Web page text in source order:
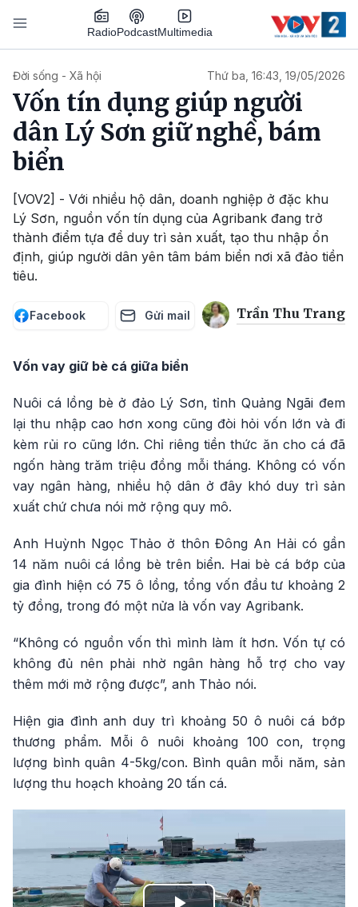
Nhảy đến nội dung
RadioPodcastMultimedia
Đời sống - Xã hội Thứ ba, 16:43, 19/05/2026
Vốn tín dụng giúp người
dân Lý Sơn giữ nghề, bám
biển
[VOV2] - Với nhiều hộ dân, doanh nghiệp ở đặc khu
Lý Sơn, nguồn vốn tín dụng của Agribank đang trở
thành điểm tựa để duy trì sản xuất, tạo thu nhập ổn
định, giúp người dân yên tâm bám biển nơi xã đảo tiền
tiêu.
Facebook Gửi mail Trần Thu Trang
Vốn vay giữ bè cá giữa biển
Nuôi cá lồng bè ở đảo Lý Sơn, tỉnh Quảng Ngãi đem
lại thu nhập cao hơn xong cũng đòi hỏi vốn lớn và đi
kèm rủi ro cũng lớn. Chỉ riêng tiền thức ăn cho cá đã
ngốn hàng trăm triệu đồng mỗi tháng. Không có vốn
vay ngân hàng, nhiều hộ dân ở đây khó duy trì sản
xuất chứ chưa nói mở rộng quy mô.
Anh Huỳnh Ngọc Thảo ở thôn Đông An Hải có gần
14 năm nuôi cá lồng bè trên biển. Hai bè cá bớp của
gia đình hiện có 75 ô lồng, tổng vốn đầu tư khoảng 2
tỷ đồng, trong đó một nửa là vốn vay Agribank.
“Không có nguồn vốn thì mình làm ít hơn. Vốn tự có
không đủ nên phải nhờ ngân hàng hỗ trợ cho vay
thêm mới mở rộng được”, anh Thảo nói.
Hiện gia đình anh duy trì khoảng 50 ô nuôi cá bớp
thương phẩm. Mỗi ô nuôi khoảng 100 con, trọng
lượng bình quân 4-5kg/con. Bình quân mỗi năm, sản
lượng thu hoạch khoảng 20 tấn cá.